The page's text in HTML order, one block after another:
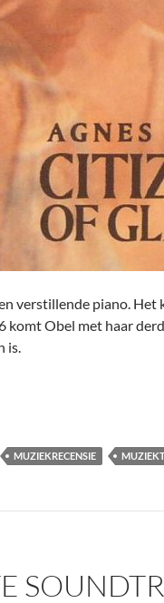
verstillende piano.
komt Obel met haar
is.
Agnes Obel- Citizen of
MUZIEKRECENSIE